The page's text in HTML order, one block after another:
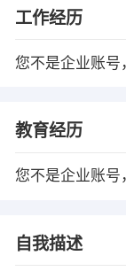
工作经历
您不是企业账号
教育经历
您不是企业账号
自我描述